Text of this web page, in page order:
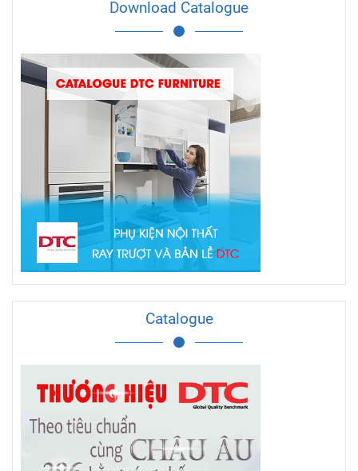
Download Catalogue
Catalogue